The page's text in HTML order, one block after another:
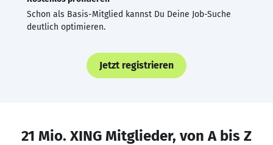
Schon als Basis-Mitglied kannst Du Deine Job-Suche
deutlich optimieren.
Jetzt registrieren
21 Mio. XING Mitglieder, von A bis Z